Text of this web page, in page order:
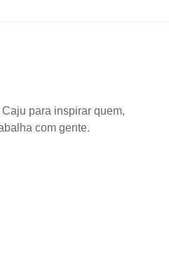
para inspirar quem,
com gente.